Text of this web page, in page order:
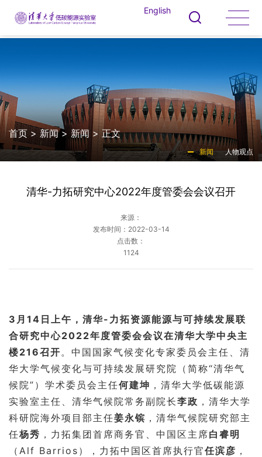
English
首页>新闻> 新闻 > 正文
新闻 人物观点
清华-力拓研究中心2022年度管委会会议召开
来源：
发布时间：2022-03-14
点击数：
1124
3 月 14 日上午，清华- 力拓资源能源与可持续发展联
合研究中心2022年度管委会会议在清华大学中央主
楼216召开。中国国家气候变化专家委员会主任、清
华大学气候变化与可持续发展研究院（简称“清华气
候院” ）学术委员会主任何建坤 ，清华大学低碳能源
实验室主任、清华气候院常务副院长李政 ，清华大学
科研院海外项目部主任姜永镔 ，清华气候院研究部主
任杨秀 ，力拓集团首席商务官、中国区主席白睿明
（ Alf Barrios ），力拓中国区首席执行官任滨彦 ，